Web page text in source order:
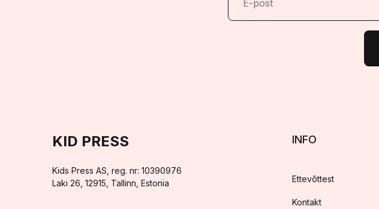
KID PRESS
Kids Press AS, reg. nr: 10390976
Laki 26, 12915, Tallinn, Estonia
INFO
Ettevõttest
Kontakt